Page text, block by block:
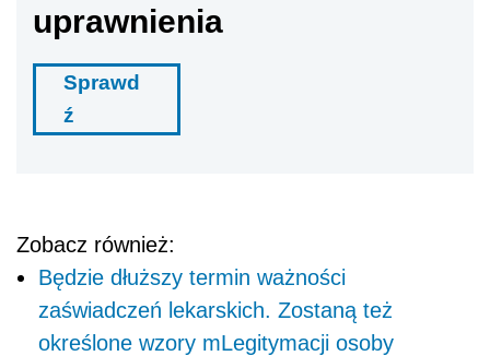
uprawnienia
Sprawd
ź
Zobacz również:
Będzie dłuższy termin ważności
zaświadczeń lekarskich. Zostaną też
określone wzory mLegitymacji osoby